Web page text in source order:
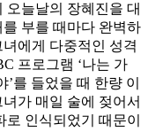
오늘날의 장혜진을 대
부를 때마다 완벽하
에게 다중적인 성격
프로그램 ‘나는 가
를 들었을 때 한량 이
가 매일 술에 젖어서
인식되었기 때문이